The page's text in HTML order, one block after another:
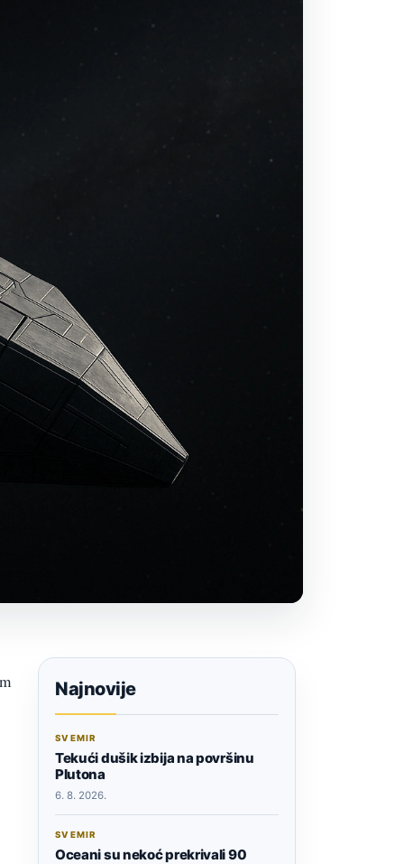
Najnovije
SVEMIR
Tekući dušik izbija na površinu
Plutona
6. 8. 2026.
SVEMIR
Oceani su nekoć prekrivali 90